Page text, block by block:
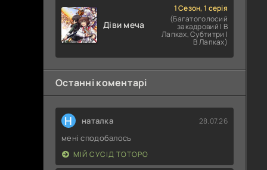
від
Корпоративного
Діви меча
1 Сезон, 1 серія
(Багатоголосий
закадровий | В
Лапках, Субтитри |
В Лапках)
Останні коментарі
Н наталка 28.07.26
мені сподобалось
МІЙ СУСІД ТОТОРО